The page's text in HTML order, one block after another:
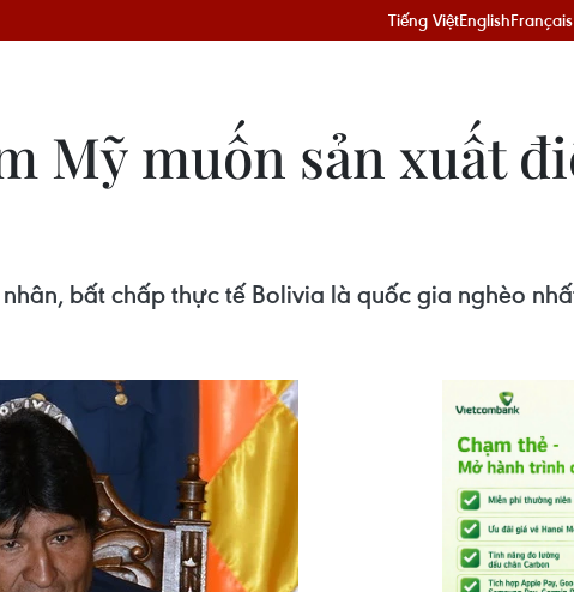
Tiếng ViệtEnglishFrançais
Mỹ muốn sản xuất
bất chấp thực tế Bolivia là quốc gia nghèo